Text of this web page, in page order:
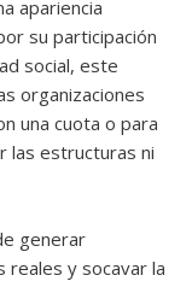
apariencia
su participación
social, este
organizaciones
una cuota o para
las estructuras ni
generar
reales y socavar la